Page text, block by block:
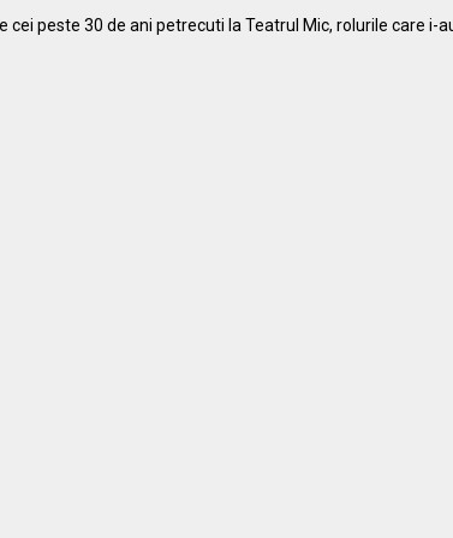
peste 30 de ani petrecuti la Teatrul Mic, rolurile care i-